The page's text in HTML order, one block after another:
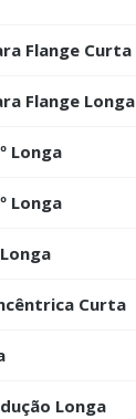
Flange Curta
Flange Longa
Longa
Longa
Curta
Longa